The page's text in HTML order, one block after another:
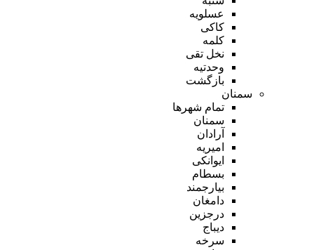
عسلویه
کاکی
کلمه
نخل تقی
وحدتیه
بازگشت
سمنان
تمام شهر‌ها
سمنان
آرادان
امیریه
ایوانکی
بسطام
بیارجمند
دامغان
درجزین
دیباج
سرخه